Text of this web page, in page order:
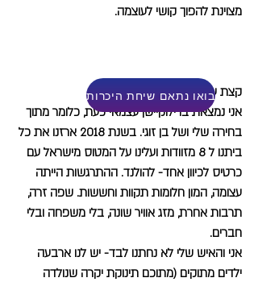
מצוינת להפוך קושי לעוצמה.
קצת על הסיפור שלי:
אני נמצאת ברילוקיישן עצמאי כעת, כלומר מתוך
בחירה שלי ושל בן זוגי. בשנת 2018 ארזנו את כל
ביתנו ל 8 מזוודות ועלינו על המטוס מישראל עם
כרטיס לכיוון אחד- להולנד. ההתרגשות הייתה
עצומה, המון חלומות תקוות וחששות. שפה זרה,
תרבות אחרת, מזג אוויר שונה, בלי משפחה ובלי
חברים.
אני והאיש שלי לא נחתנו לבד- יש לנו ארבעה
ילדים מתוקים (מתוכם תינוקת יקרה שנולדה
בואו נתאם שיחת היכרות